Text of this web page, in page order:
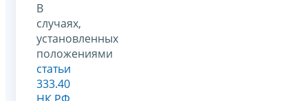
В
случаях,
установленных
положениями
статьи
333.40